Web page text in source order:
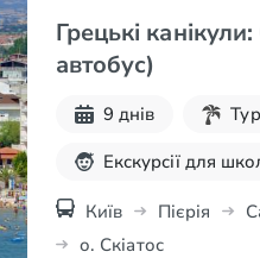
Грецькі
автобус)
9 днів
Екскурсії для
Київ Пієрія
о. Скіатос